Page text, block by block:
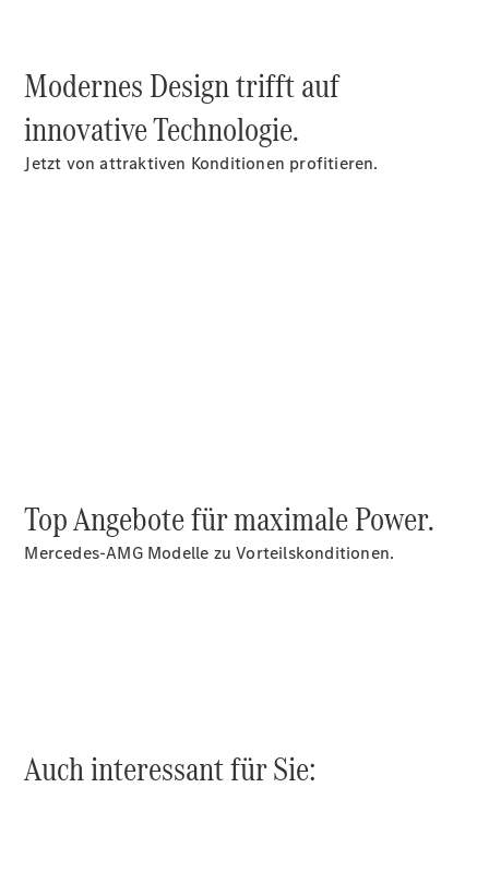
Übersicht
Fahrzeugzubehör
Collection
Betriebsanleitungen
Modernes Design trifft auf
innovative Technologie.
Jetzt von attraktiven Konditionen profitieren.
Top Angebote für maximale Power.
Mercedes-AMG Modelle zu Vorteilskonditionen.
Auch interessant für Sie: